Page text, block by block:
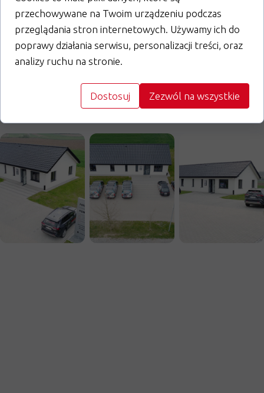
Wyślij zapytanie
przechowywane na Twoim urządzeniu podczas
przeglądania stron internetowych. Używamy ich do
poprawy działania serwisu, personalizacji treści, oraz
analizy ruchu na stronie.
Dostosuj Zezwól na wszystkie